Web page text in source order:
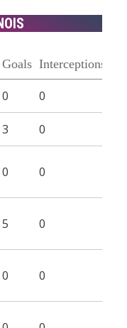
Goals Interceptions
0 0
3 0
0 0
5 0
0 0